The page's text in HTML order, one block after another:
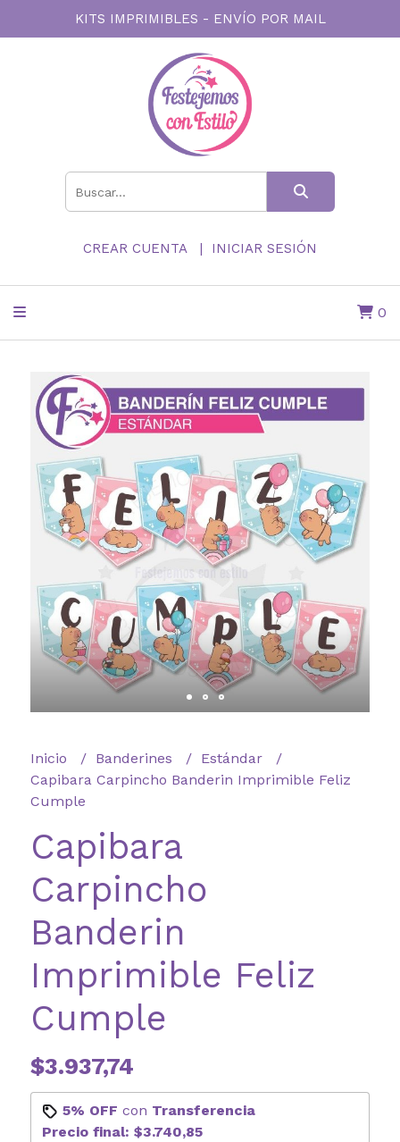
KITS IMPRIMIBLES - ENVÍO POR MAIL
CREAR CUENTA INICIAR SESIÓN
0
Inicio Banderines
Estándar
Capibara Carpincho Banderin Imprimible Feliz
Cumple
Capibara
Carpincho
Banderin
Imprimible Feliz
Cumple
$3.937,74
5% OFF con Transferencia
Precio final: $3.740,85